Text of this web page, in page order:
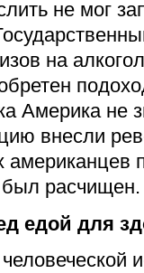
не мог
на
Америка не
внесли
был расчищен.
едой для